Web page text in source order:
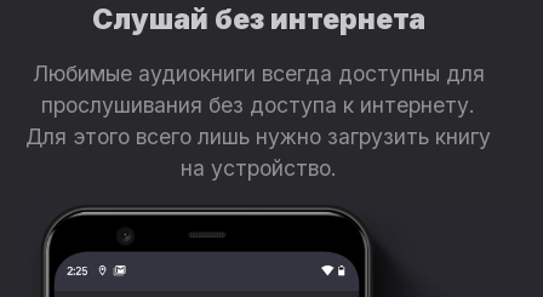
Слушай без интернета
Любимые аудиокниги всегда доступны для
прослушивания без доступа к интернету.
Для этого всего лишь нужно загрузить книгу
на устройство.